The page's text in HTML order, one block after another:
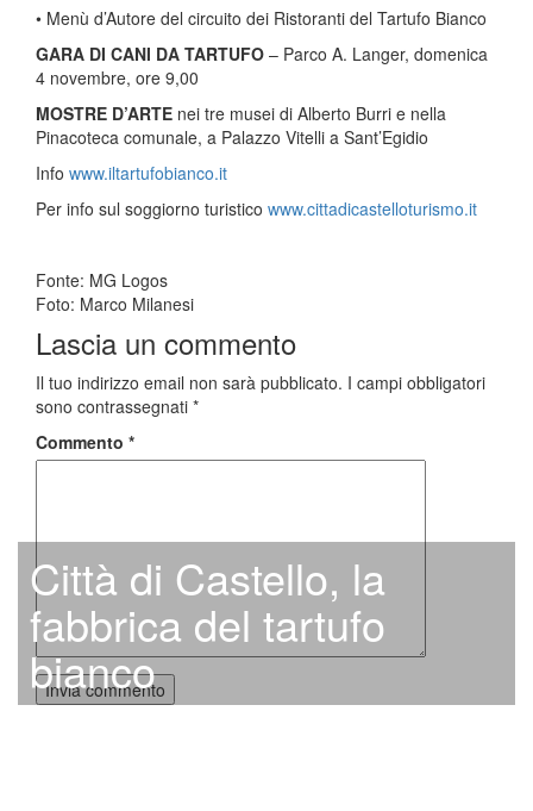
Città di Castello, la
fabbrica del tartufo
bianco
• Menù d’Autore del circuito dei Ristoranti del Tartufo Bianco
GARA DI CANI DA TARTUFO – Parco A. Langer, domenica
4 novembre, ore 9,00
MOSTRE D’ARTE nei tre musei di Alberto Burri e nella
Pinacoteca comunale, a Palazzo Vitelli a Sant’Egidio
Info www.iltartufobianco.it
Per info sul soggiorno turistico www.cittadicastelloturismo.it
Fonte: MG Logos
Foto: Marco Milanesi
Lascia un commento
Il tuo indirizzo email non sarà pubblicato. I campi obbligatori
sono contrassegnati *
Commento *